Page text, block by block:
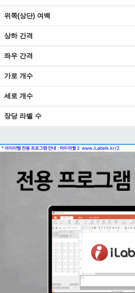
위쪽(상단) 여백
상하 간격
좌우 간격
가로 개수
세로 개수
장당 라벨 수